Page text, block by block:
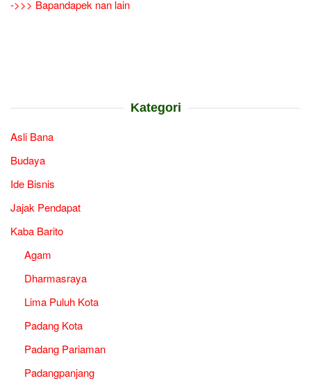
->>> Bapandapek nan lain
Kategori
Asli Bana
Budaya
Ide Bisnis
Jajak Pendapat
Kaba Barito
Agam
Dharmasraya
Lima Puluh Kota
Padang Kota
Padang Pariaman
Padangpanjang